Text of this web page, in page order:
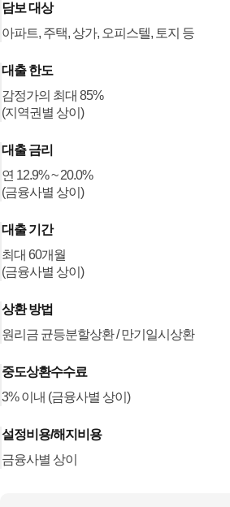
담보 대상
아파트, 주택, 상가, 오피스텔, 토지 등
대출 한도
감정가의 최대 85%
(지역권별 상이)
대출 금리
연 12.9% ~ 20.0%
(금융사별 상이)
대출 기간
최대 60개월
(금융사별 상이)
상환 방법
원리금 균등분할상환 / 만기일시상환
중도상환수수료
3% 이내 (금융사별 상이)
설정비용/해지비용
금융사별 상이